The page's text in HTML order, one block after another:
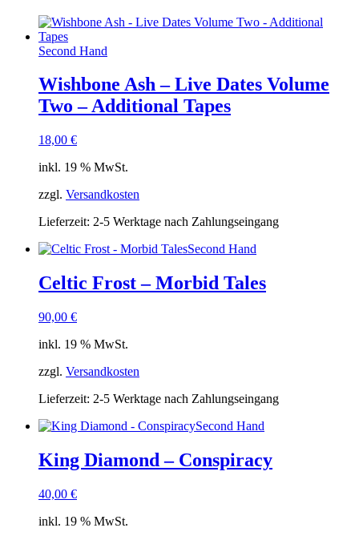
Second Hand
Wishbone Ash – Live Dates Volume
Two – Additional Tapes
18,00 €
inkl. 19 % MwSt.
zzgl. Versandkosten
Lieferzeit: 2-5 Werktage nach Zahlungseingang
Second Hand
Celtic Frost – Morbid Tales
90,00 €
inkl. 19 % MwSt.
zzgl. Versandkosten
Lieferzeit: 2-5 Werktage nach Zahlungseingang
Second Hand
King Diamond – Conspiracy
40,00 €
inkl. 19 % MwSt.